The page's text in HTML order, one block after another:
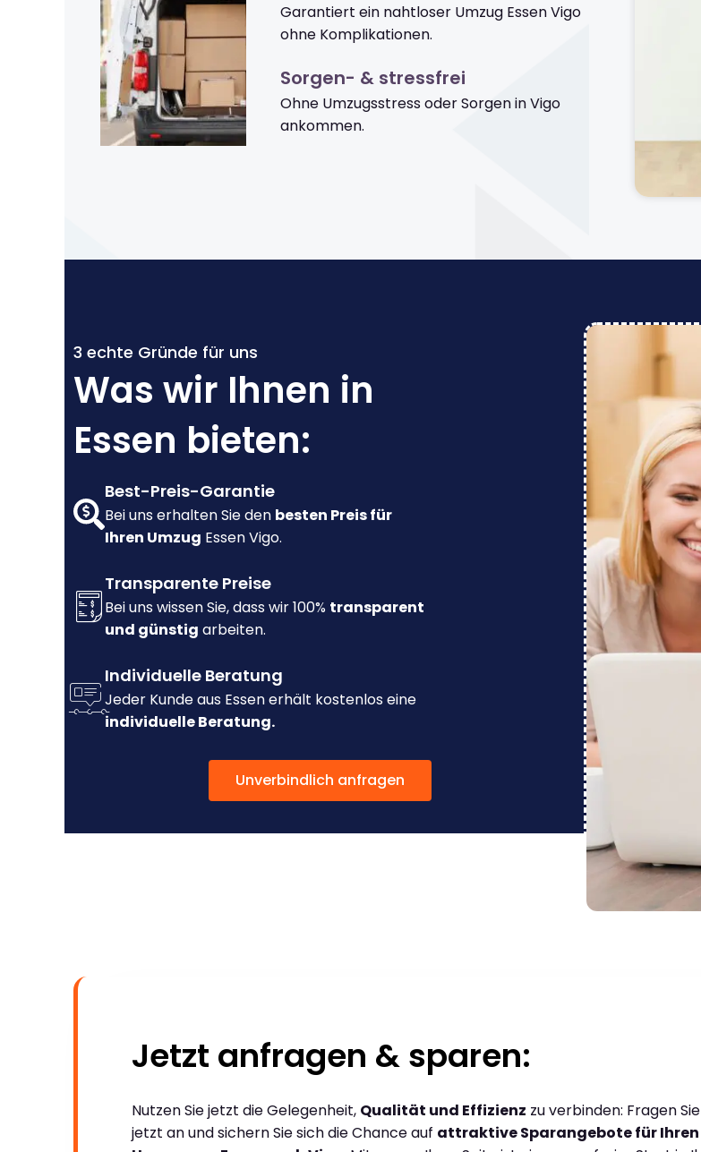
Garantiert ein nahtloser Umzug Essen Vigo
ohne Komplikationen.
Sorgen- & stressfrei
Ohne Umzugsstress oder Sorgen in Vigo
ankommen.
3 echte Gründe für uns
Was wir Ihnen in
Essen bieten:
Best-Preis-Garantie
Bei uns erhalten Sie den besten Preis für
Ihren Umzug Essen Vigo.
Transparente Preise
Bei uns wissen Sie, dass wir 100% transparent
und günstig arbeiten.
Individuelle Beratung
Jeder Kunde aus Essen erhält kostenlos eine
individuelle Beratung.
Unverbindlich anfragen
Jetzt anfragen & sparen:
Nutzen Sie jetzt die Gelegenheit, Qualität und Effizienz zu verbinden: Fragen Sie
jetzt an und sichern Sie sich die Chance auf attraktive Sparangebote für Ihren